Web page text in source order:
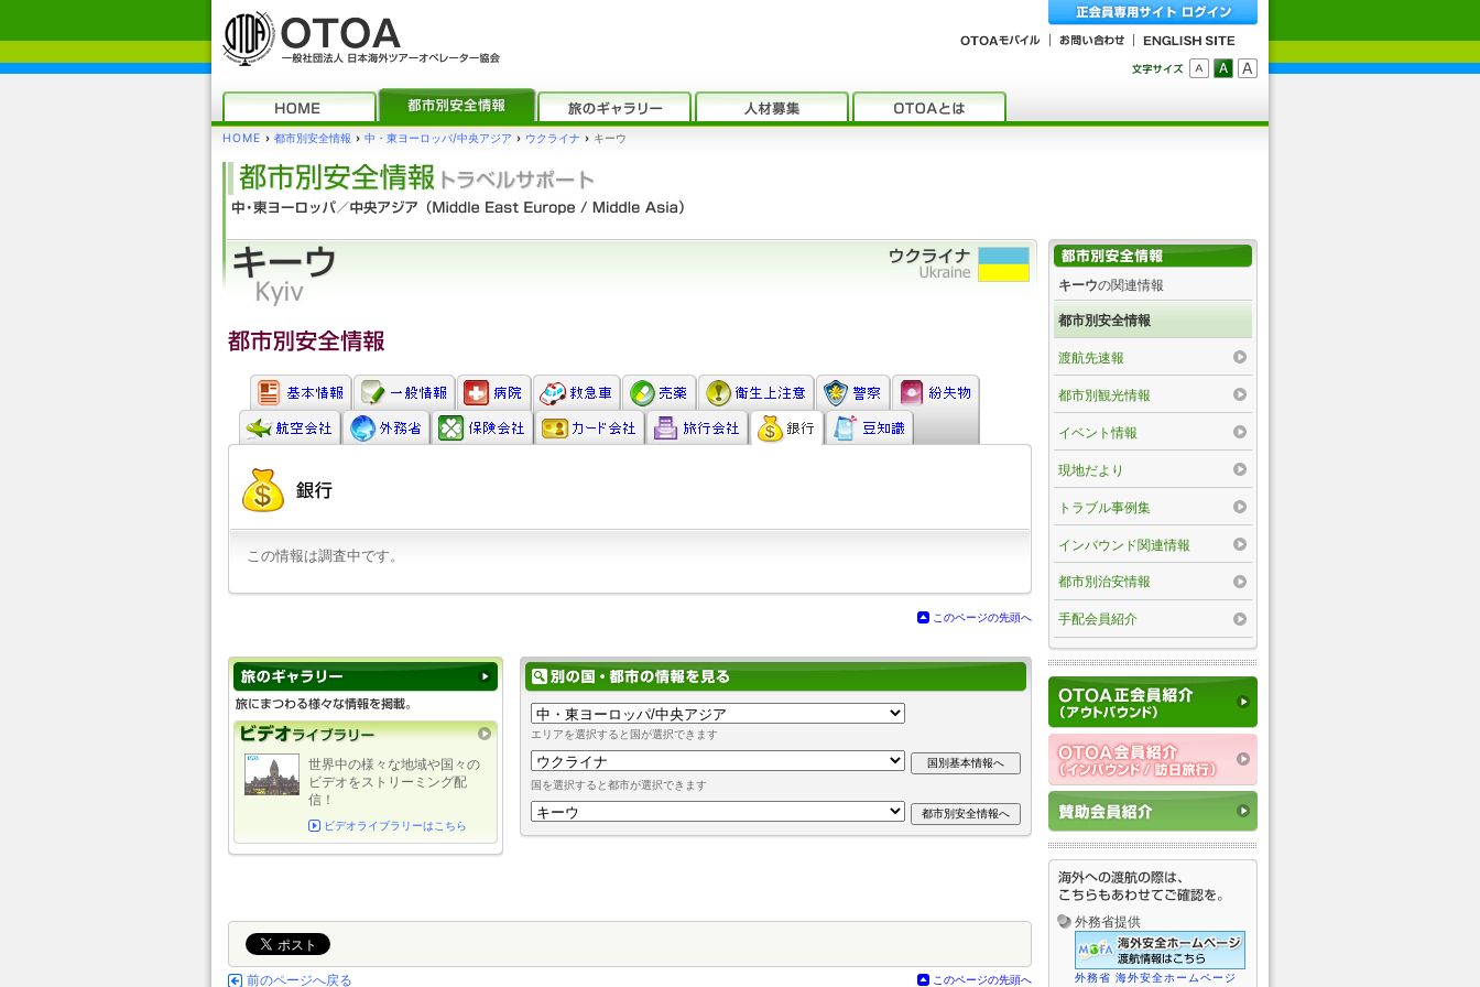
HOME › 都市別安全情報 › 中・東ヨーロッパ/中央アジア › ウクライナ › キーウ
この情報は調査中です。
このページの先頭へ
エリアを選択すると国が選択できます
国を選択すると都市が選択できます
世界中の様々な地域や国々の
ビデオをストリーミング配
信！
ビデオライブラリーはこちら
前のページへ戻る このページの先頭へ
キーウの関連情報
都市別安全情報
渡航先速報
都市別観光情報
イベント情報
現地だより
トラブル事例集
インバウンド関連情報
都市別治安情報
手配会員紹介
外務省提供
外務省 海外安全ホームページ